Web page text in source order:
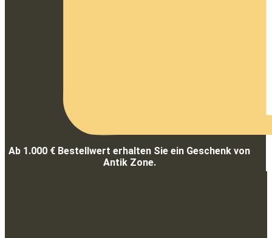
Ab 1.000 € Bestellwert erhalten Sie ein Geschenk von
Antik Zone.